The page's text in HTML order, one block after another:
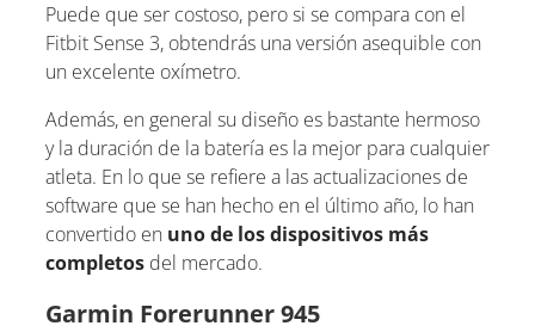
Puede que ser costoso, pero si se compara con el
Fitbit Sense 3, obtendrás una versión asequible con
un excelente oxímetro.
Además, en general su diseño es bastante hermoso
y la duración de la batería es la mejor para cualquier
atleta. En lo que se refiere a las actualizaciones de
software que se han hecho en el último año, lo han
convertido en uno de los dispositivos más
completos del mercado.
Garmin Forerunner 945